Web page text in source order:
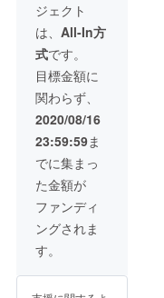
クし、
次の画
面にて
ご希望
の数を
ご選択
くださ
い。 ※
口につ
き1冊お
送りい
たしま
す。 ※
ご支援
いただ
け、冊
子にご
ジェクト
は、 All-In方
式です。
目標金額に
関わらず、
2020/08/16
23:59:59ま
でに集まっ
た金額が
ファンディ
ングされま
す。